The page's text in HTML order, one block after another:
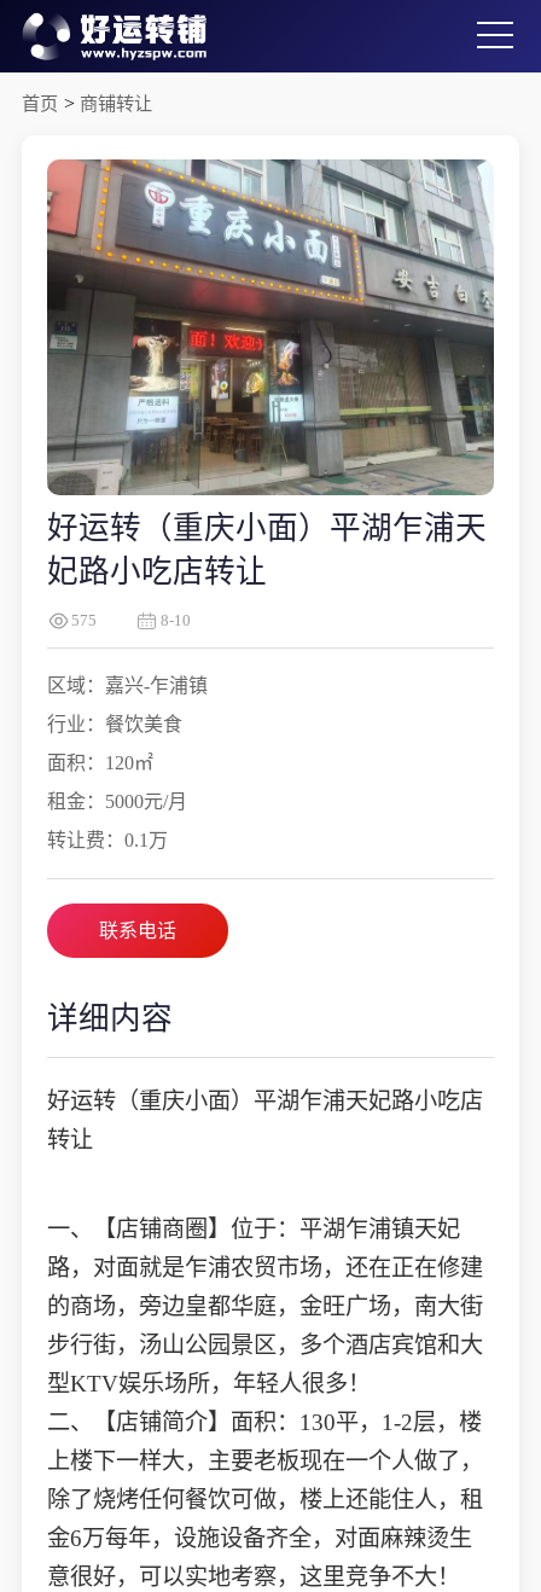
首页 > 商铺转让
好运转（重庆小面）平湖乍浦天
妃路小吃店转让
575 8-10
区域：嘉兴-乍浦镇
行业：餐饮美食
面积：120㎡
租金：5000元/月
转让费：0.1万
联系电话
详细内容
好运转（重庆小面）平湖乍浦天妃路小吃店
转让
一、【店铺商圈】位于：平湖乍浦镇天妃
路，对面就是乍浦农贸市场，还在正在修建
的商场，旁边皇都华庭，金旺广场，南大街
步行街，汤山公园景区，多个酒店宾馆和大
型KTV娱乐场所，年轻人很多！
二、【店铺简介】面积：130平，1-2层，楼
上楼下一样大，主要老板现在一个人做了，
除了烧烤任何餐饮可做，楼上还能住人，租
金6万每年，设施设备齐全，对面麻辣烫生
意很好，可以实地考察，这里竞争不大！